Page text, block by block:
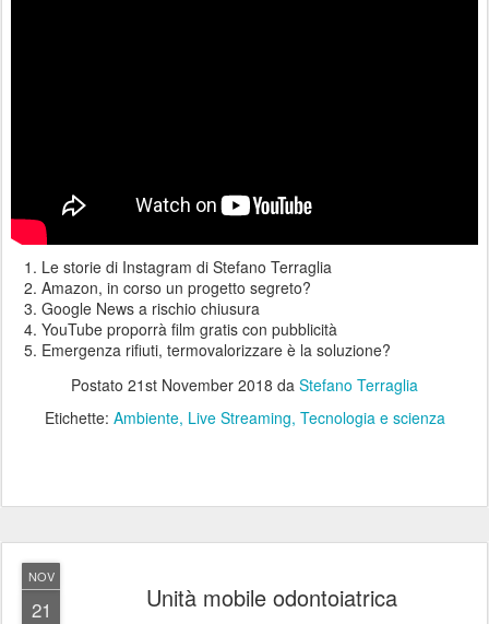
Le storie di Instagram di Stefano Terraglia
Amazon, in corso un progetto segreto?
Google News a rischio chiusura
YouTube proporrà film gratis con pubblicità
Emergenza rifiuti, termovalorizzare è la soluzione?
Postato 21st November 2018 da Stefano Terraglia
Etichette: Ambiente Live Streaming Tecnologia e scienza
NOV
21 Unità mobile odontoiatrica